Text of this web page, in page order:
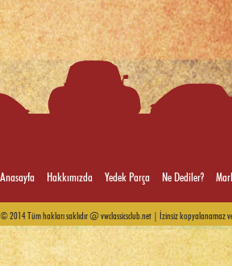
Hella
Mahle
Anasayfa Hakkımızda Yedek Parça Ne Dediler?
© 2014 Tüm hakları saklıdır @ vwclassicsclub.net | İzinsiz kopyalanamaz